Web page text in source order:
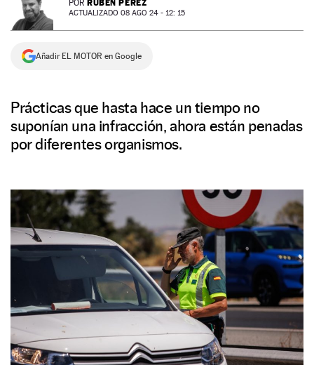
NEWSLETTER
SÍGUENOS
POR RUBÉN PÉREZ
ACTUALIZADO 08 AGO 24 - 12: 15
Añadir EL MOTOR en Google
Prácticas que hasta hace un tiempo no
suponían una infracción, ahora están penadas
por diferentes organismos.